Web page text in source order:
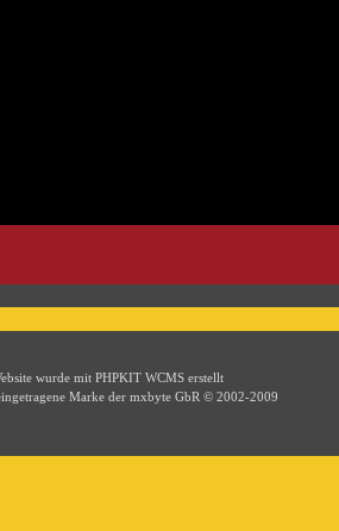
wurde mit PHPKIT WCMS erstellt
Marke der mxbyte GbR © 2002-2009